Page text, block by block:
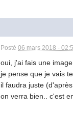
Posté 06 mars 2018 -
oui, j'ai fais une
je pense que je vais
il faudra juste
on verra bien.. c'est